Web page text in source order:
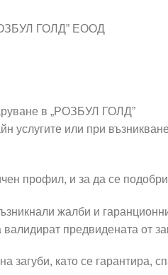
ГОЛД” ЕООД
в „РОЗБУЛ ГОЛД”
или при
профил, и за да се
жалби и
предвидената от
като се